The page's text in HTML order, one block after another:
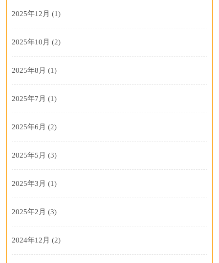
2025年12月 (1)
2025年10月 (2)
2025年8月 (1)
2025年7月 (1)
2025年6月 (2)
2025年5月 (3)
2025年3月 (1)
2025年2月 (3)
2024年12月 (2)